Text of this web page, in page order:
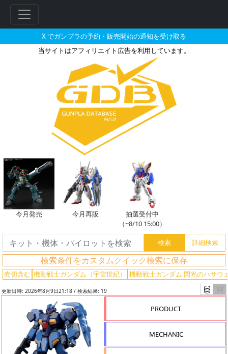
X でガンプラの予約・販売開始の通知を受け取る
当サイトはアフィリエイト広告を利用しています。
機動戦士ガンダム 閃光のハサウ
今月発売 今月再販
抽選受付中
（~8/10 15:00）
検索条件をカスタムクイック検索に保存
売切含む 機動戦士ガンダム（宇宙世紀） 機動戦士ガンダム 閃光のハサウ
更新日時: 2026年8月9日21:18 / 検索結果: 19
PRODUCT
MECHANIC